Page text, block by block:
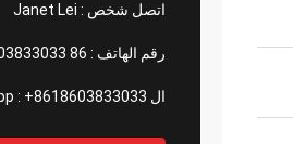
اتصل شخص : Janet Lei
رقم الهاتف : 86 18603833033
ال WhatsApp : +8618603833033